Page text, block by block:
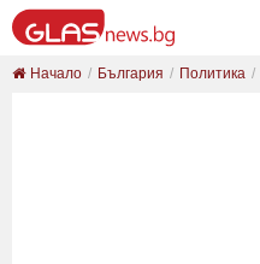
Начало България Политика